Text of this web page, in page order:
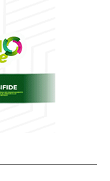
Villa de
impacto
operativo de la